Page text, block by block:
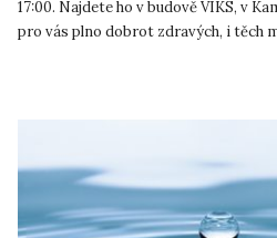
17:00. Najdete ho v budově VIKS, v
pro vás plno dobrot zdravých, i těch